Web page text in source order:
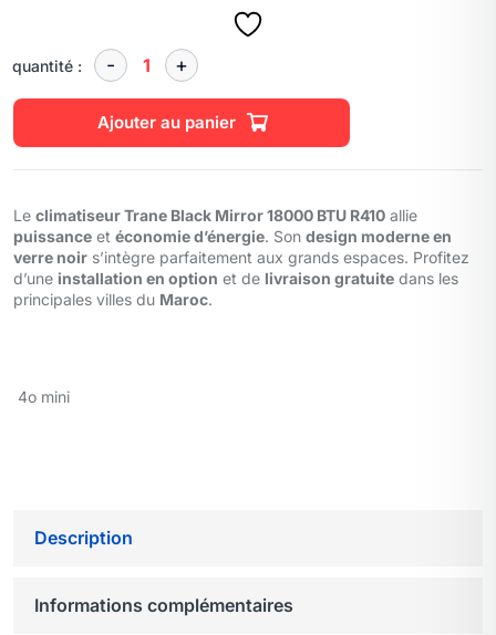
quantité :
Ajouter au panier
Le climatiseur Trane Black Mirror 18000 BTU R410 allie
puissance et économie d’énergie. Son design moderne en
verre noir s’intègre parfaitement aux grands espaces. Profitez
d’une installation en option et de livraison gratuite dans les
principales villes du Maroc.
4o mini
Description
Informations complémentaires